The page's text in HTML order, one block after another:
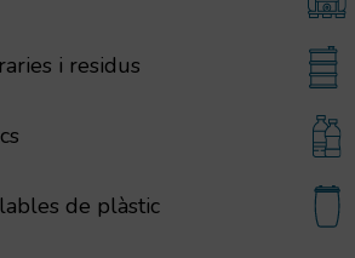
i residus
de plàstic